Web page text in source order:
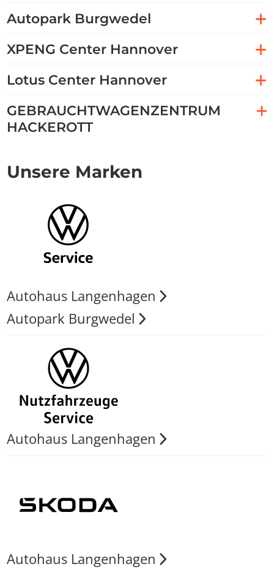
Autopark Burgwedel
XPENG Center Hannover
Lotus Center Hannover
GEBRAUCHTWAGENZENTRUM
HACKEROTT
Unsere Marken
Autohaus Langenhagen
Autopark Burgwedel
Autohaus Langenhagen
Autohaus Langenhagen